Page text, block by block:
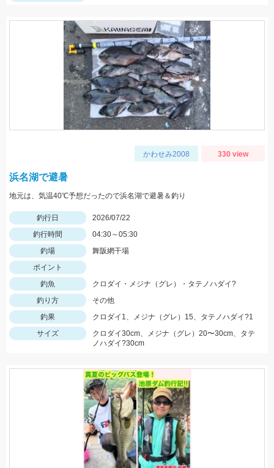
かわせみ2008 330 view
浜名湖で避暑
地元は、気温40℃予想だったので浜名湖で避暑＆釣り
釣行日
2026/07/22
釣行時間
04:30～05:30
釣場
舞阪網干場
ポイント
釣魚
クロダイ・メジナ（グレ）・タテノハダイ?
釣り方
その他
釣果
クロダイ1、メジナ（グレ）15、タテノハダイ?1
サイズ
クロダイ30cm、メジナ（グレ）20〜30cm、タテ
ノハダイ?30cm